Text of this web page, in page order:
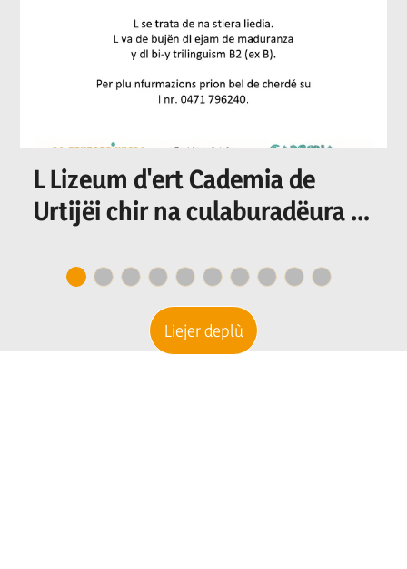
L Lizeum d'ert Cademia de
Urtijëi chir na culaburadëura o
secretariat
Liejer deplù